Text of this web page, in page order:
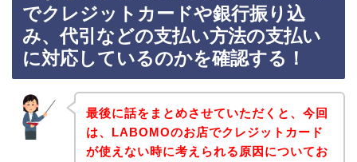
でクレジットカードや銀行振り込
み、代引などの支払い方法の支払い
に対応しているのかを確認する！
最後に話をまとめさせていただくと、今回
は、LABOMOのお店でクレジットカード
が使えない時に考えられる原因についてお